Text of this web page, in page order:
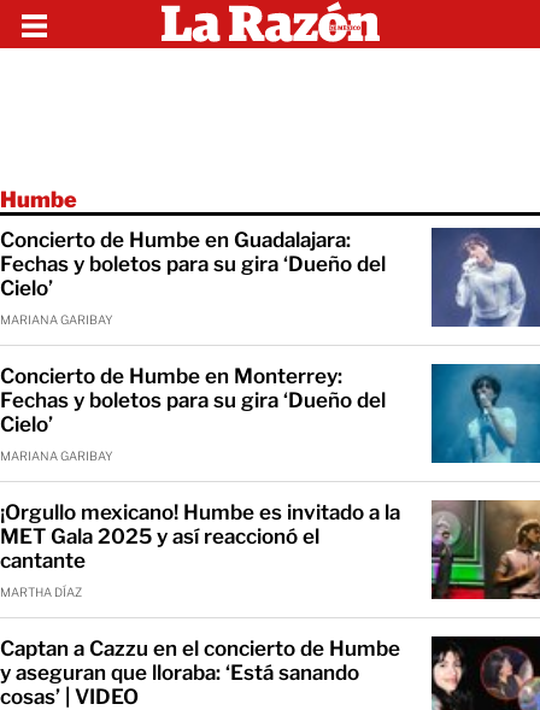
Humbe
Concierto de Humbe en Guadalajara:
Fechas y boletos para su gira ‘Dueño del
Cielo’
MARIANA GARIBAY
Concierto de Humbe en Monterrey:
Fechas y boletos para su gira ‘Dueño del
Cielo’
MARIANA GARIBAY
¡Orgullo mexicano! Humbe es invitado a la
MET Gala 2025 y así reaccionó el
cantante
MARTHA DÍAZ
Captan a Cazzu en el concierto de Humbe
y aseguran que lloraba: ‘Está sanando
cosas’ | VIDEO